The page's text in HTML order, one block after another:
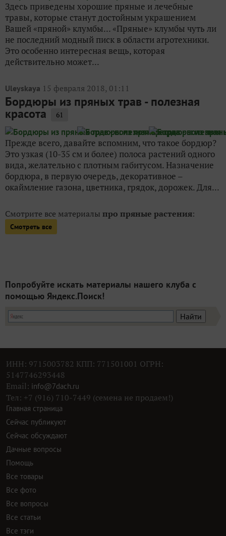
Здесь приведены хорошие пряные и лечебные
травы, которые станут достойным украшением
Вашей «пряной» клумбы... «Пряные» клумбы чуть ли
не последний модный писк в области агротехники.
Это особенно интересная вещь, которая
действительно может...
Uleyskaya 15 февраля 2018, 01:11
Бордюры из пряных трав - полезная
красота 61
Прежде всего, давайте вспомним, что такое бордюр?
Это узкая (10-35 см и более) полоса растений одного
вида, желательно с плотным габитусом. Назначение
бордюра, в первую очередь, декоративное –
окаймление газона, цветника, грядок, дорожек. Для...
Смотрите все материалы про пряные растения:
Смотреть все
Попробуйте искать материалы нашего клуба с
помощью Яндекс.Поиск!
ИНН: 9715003782 КПП: 771501001 ОГРН:
5147746293448
Email: info@7dach.ru
Тел: +7 (916) 710-7449 (семена не продаем!)
Главная страница
Сейчас публикуют
Сейчас обсуждают
Дачные вопросы
Помощь
Все товары
Все фото
Все вопросы
Все статьи
Все тэги